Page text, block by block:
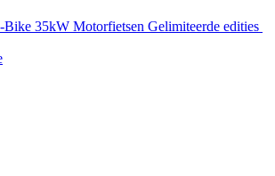
Bike 35kW Motorfietsen Gelimiteerde edities